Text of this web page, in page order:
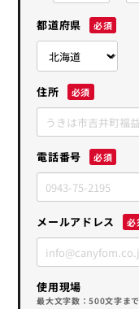
都道府県
住所
電話番号
メールアドレス
使用現場
最大文字数：500文字まで